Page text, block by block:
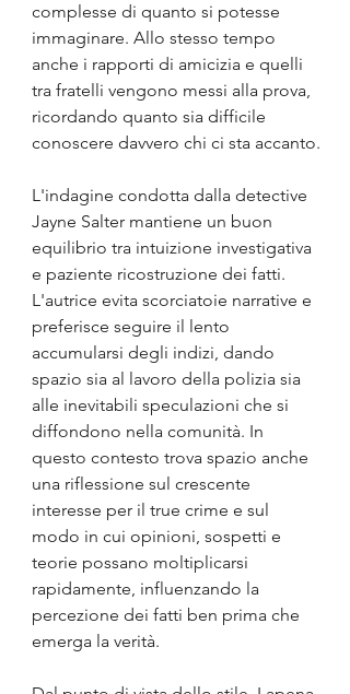
complesse di quanto si potesse
immaginare. Allo stesso tempo
anche i rapporti di amicizia e quelli
tra fratelli vengono messi alla prova,
ricordando quanto sia difficile
conoscere davvero chi ci sta accanto.
L'indagine condotta dalla detective
Jayne Salter mantiene un buon
equilibrio tra intuizione investigativa
e paziente ricostruzione dei fatti.
L'autrice evita scorciatoie narrative e
preferisce seguire il lento
accumularsi degli indizi, dando
spazio sia al lavoro della polizia sia
alle inevitabili speculazioni che si
diffondono nella comunità. In
questo contesto trova spazio anche
una riflessione sul crescente
interesse per il true crime e sul
modo in cui opinioni, sospetti e
teorie possano moltiplicarsi
rapidamente, influenzando la
percezione dei fatti ben prima che
emerga la verità.